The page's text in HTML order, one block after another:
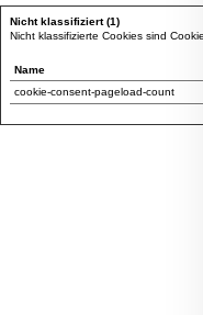
Nicht klassifiziert (1)
Nicht klassifizierte Cookies sind
Name
cookie-consent-pageload-count